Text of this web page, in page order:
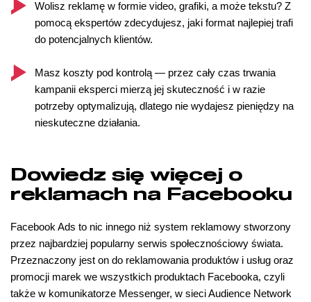
Wolisz reklamę w formie video, grafiki, a może tekstu? Z
pomocą ekspertów zdecydujesz, jaki format najlepiej trafi
do potencjalnych klientów.
Masz koszty pod kontrolą — przez cały czas trwania
kampanii eksperci mierzą jej skuteczność i w razie
potrzeby optymalizują, dlatego nie wydajesz pieniędzy na
nieskuteczne działania.
Dowiedz się więcej o
reklamach na Facebooku
Facebook Ads to nic innego niż system reklamowy stworzony
przez najbardziej popularny serwis społecznościowy świata.
Przeznaczony jest on do reklamowania produktów i usług oraz
promocji marek we wszystkich produktach Facebooka, czyli
także w komunikatorze Messenger, w sieci Audience Network